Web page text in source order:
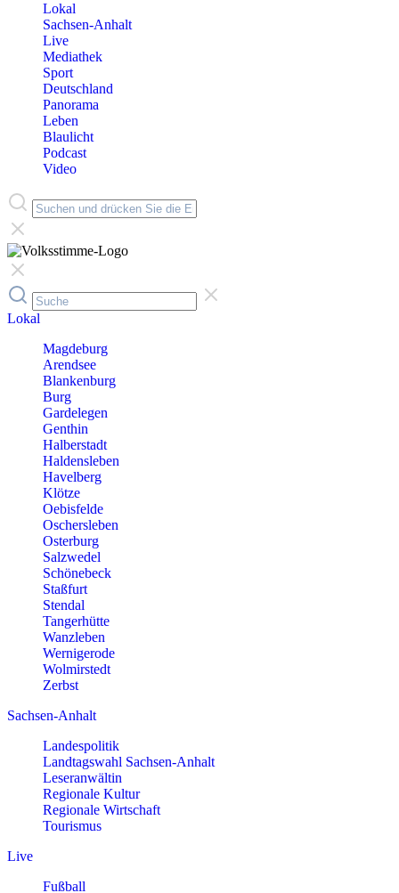
Lokal
Sachsen-Anhalt
Live
Mediathek
Sport
Deutschland
Panorama
Leben
Blaulicht
Podcast
Video
Lokal
Magdeburg
Arendsee
Blankenburg
Burg
Gardelegen
Genthin
Halberstadt
Haldensleben
Havelberg
Klötze
Oebisfelde
Oschersleben
Osterburg
Salzwedel
Schönebeck
Staßfurt
Stendal
Tangerhütte
Wanzleben
Wernigerode
Wolmirstedt
Zerbst
Sachsen-Anhalt
Landespolitik
Landtagswahl Sachsen-Anhalt
Leseranwältin
Regionale Kultur
Regionale Wirtschaft
Tourismus
Live
Fußball